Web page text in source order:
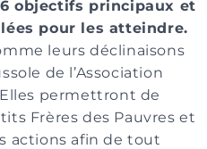
objectifs principaux et
pour les atteindre.
leurs déclinaisons
de l’Association
permettront de
Frères des Pauvres et
actions afin de tout